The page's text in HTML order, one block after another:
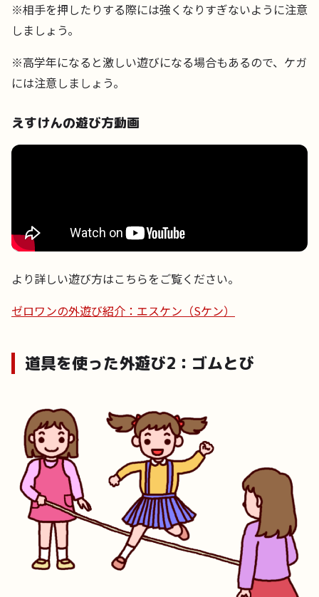
※相手を押したりする際には強くなりすぎないように注意
しましょう。
※高学年になると激しい遊びになる場合もあるので、ケガ
には注意しましょう。
えすけんの遊び方動画
より詳しい遊び方はこちらをご覧ください。
ゼロワンの外遊び紹介：エスケン（Sケン）
道具を使った外遊び2：ゴムとび